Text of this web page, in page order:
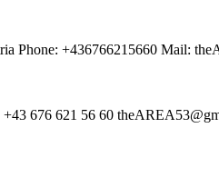
Phone: +436766215660 Mail:
676 621 56 60